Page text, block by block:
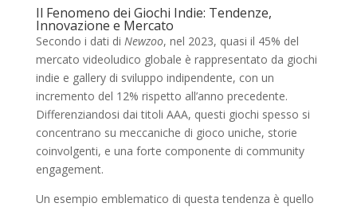
Il Fenomeno dei Giochi Indie: Tendenze,
Innovazione e Mercato
Secondo i dati di Newzoo, nel 2023, quasi il 45% del
mercato videoludico globale è rappresentato da giochi
indie e gallery di sviluppo indipendente, con un
incremento del 12% rispetto all’anno precedente.
Differenziandosi dai titoli AAA, questi giochi spesso si
concentrano su meccaniche di gioco uniche, storie
coinvolgenti, e una forte componente di community
engagement.
Un esempio emblematico di questa tendenza è quello